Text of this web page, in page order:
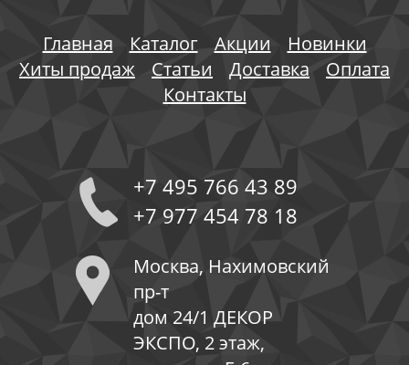
Главная Каталог Акции
Новинки
Хиты продаж
Статьи Доставка
Оплата
Контакты
+7 495 766 43 89
+7 977 454 78 18
Москва, Нахимовский
пр-т
дом 24/1 ДЕКОР
ЭКСПО, 2 этаж,